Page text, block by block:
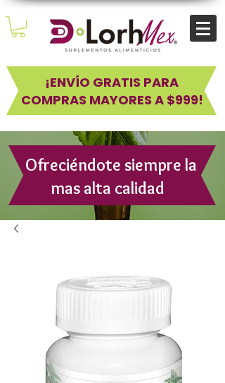
¡ENVÍO GRATIS PARA
COMPRAS MAYORES A $999!
Ofreciéndote siempre la
mas alta calidad